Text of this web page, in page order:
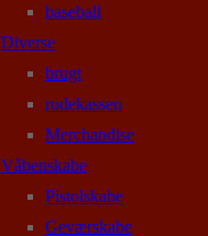
baseball
Diverse
brugt
rodekassen
Merchandise
Våbenskabe
Pistolskabe
Geværskabe